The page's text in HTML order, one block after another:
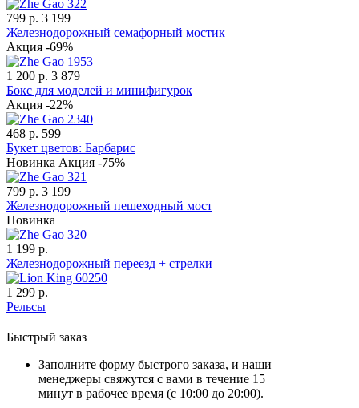
799 р. 3 199
Железнодорожный семафорный мостик
Акция -69%
1 200 р. 3 879
Бокс для моделей и минифигурок
Акция -22%
468 р. 599
Букет цветов: Барбарис
Новинка Акция -75%
799 р. 3 199
Железнодорожный пешеходный мост
Новинка
1 199 р.
Железнодорожный переезд + стрелки
1 299 р.
Рельсы
Быстрый заказ
Заполните форму быстрого заказа, и наши
менеджеры свяжутся с вами в течение 15
минут в рабочее время (с 10:00 до 20:00).